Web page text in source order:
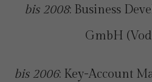
bis 2008: Business
GmbH
bis 2006: Key-Account